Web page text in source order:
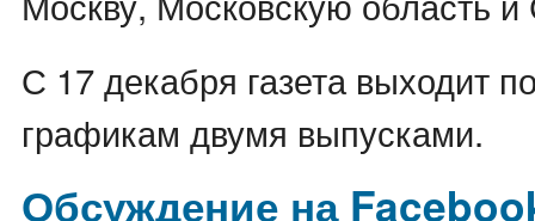
С 17 декабря газета выходит
графикам двумя выпусками.
Обсуждение на